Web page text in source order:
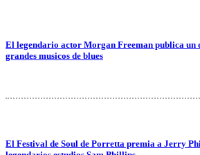
El legendario actor Morgan Freeman publica un
grandes musicos de blues
El Festival de Soul de Porretta premia a Jerry